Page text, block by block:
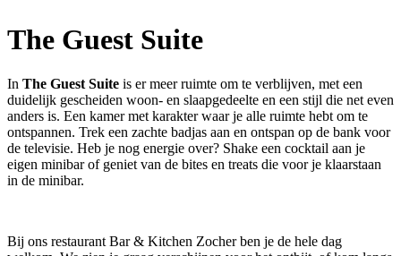
The Guest Suite
In The Guest Suite is er meer ruimte om te verblijven, met een
duidelijk gescheiden woon- en slaapgedeelte en een stijl die net even
anders is. Een kamer met karakter waar je alle ruimte hebt om te
ontspannen. Trek een zachte badjas aan en ontspan op de bank voor
de televisie. Heb je nog energie over? Shake een cocktail aan je
eigen minibar of geniet van de bites en treats die voor je klaarstaan
in de minibar.
Bij ons restaurant Bar & Kitchen Zocher ben je de hele dag